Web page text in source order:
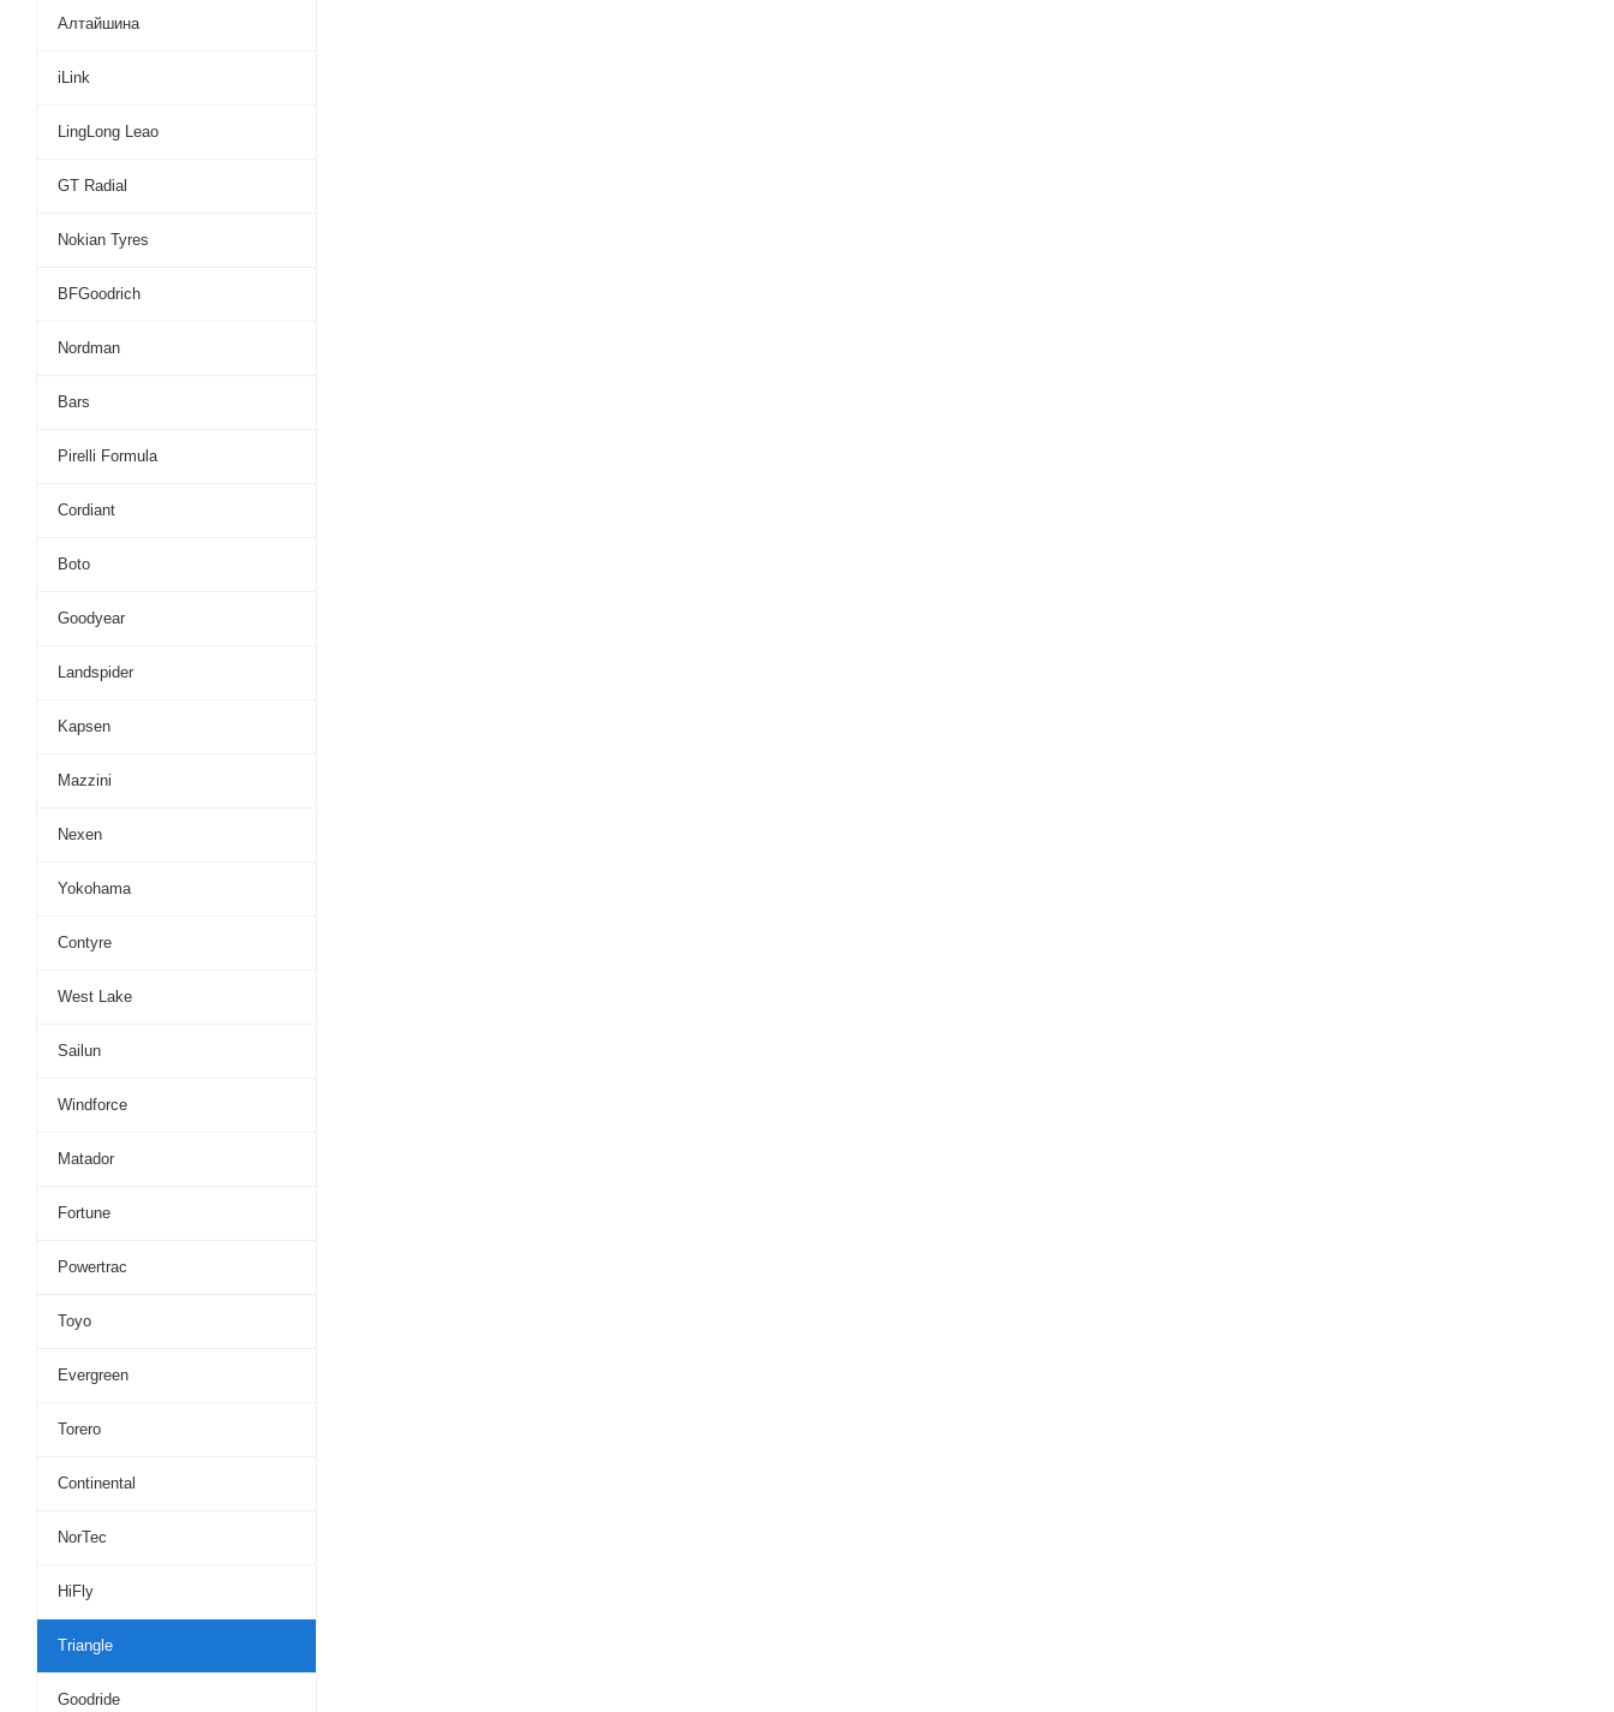
Алтайшина
iLink
LingLong Leao
GT Radial
Nokian Tyres
BFGoodrich
Nordman
Bars
Pirelli Formula
Cordiant
Boto
Goodyear
Landspider
Kapsen
Mazzini
Nexen
Yokohama
Contyre
West Lake
Sailun
Windforce
Matador
Fortune
Powertrac
Toyo
Evergreen
Torero
Continental
NorTec
HiFly
Triangle
Goodride